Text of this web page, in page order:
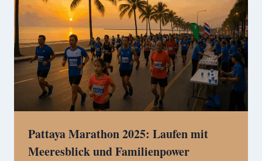
Pattaya Marathon 2025: Laufen mit
Meeresblick und Familienpower